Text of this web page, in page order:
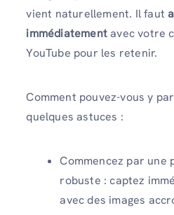
vient naturellement. Il faut
immédiatementavec votre
YouTube pour les retenir.
Comment pouvez-vous y
quelques astuces :
Commencez par une
robuste : captez
avec des images